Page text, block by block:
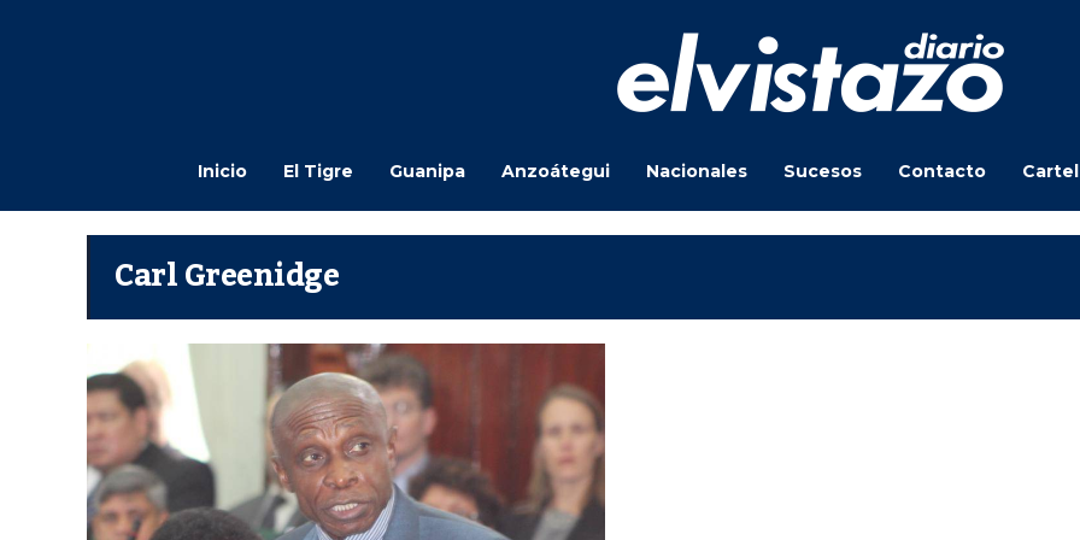
Inicio El Tigre Guanipa Anzoátegui Nacionales Sucesos Contacto
Carl Greenidge